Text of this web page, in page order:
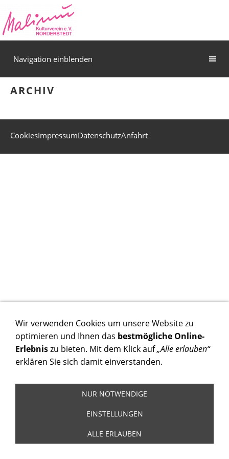
Navigation einblenden
ARCHIV
CookiesImpressumDatenschutzAnfahrt
Wir verwenden Cookies um unsere Website zu
optimieren und Ihnen das bestmögliche Online-
Erlebniszu bieten. Mit dem Klick auf„Alle erlauben“
erklären Sie sich damit einverstanden.
NUR NOTWENDIGE
EINSTELLUNGEN
ALLE ERLAUBEN